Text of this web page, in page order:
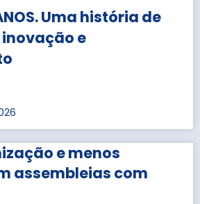
Uma história de
e
e menos
assembleias com